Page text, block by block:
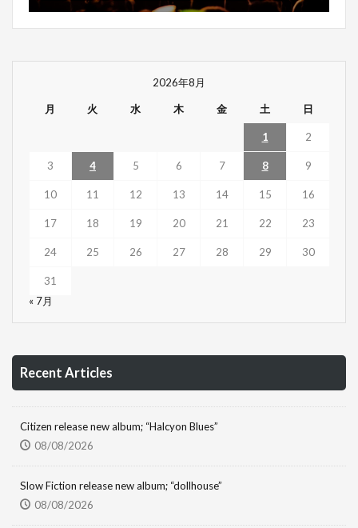
2026年8月
月 火 水 木 金 土 日
1 2
3 4 5 6 7 8 9
10 11 12 13 14 15 16
17 18 19 20 21 22 23
24 25 26 27 28 29 30
31
« 7月
Recent Articles
Citizen release new album; “Halcyon Blues”
08/08/2026
Slow Fiction release new album; “dollhouse”
08/08/2026